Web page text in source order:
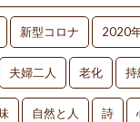
新型コロナ 2020
夫婦二人 老化 持
自然と人 詩